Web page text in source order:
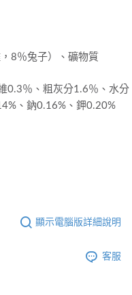
8％兔子）、礦物質
0.3％、粗灰分1.6％、水分
、鈉0.16%、鉀0.20%
顯示電腦版詳細說明
客服